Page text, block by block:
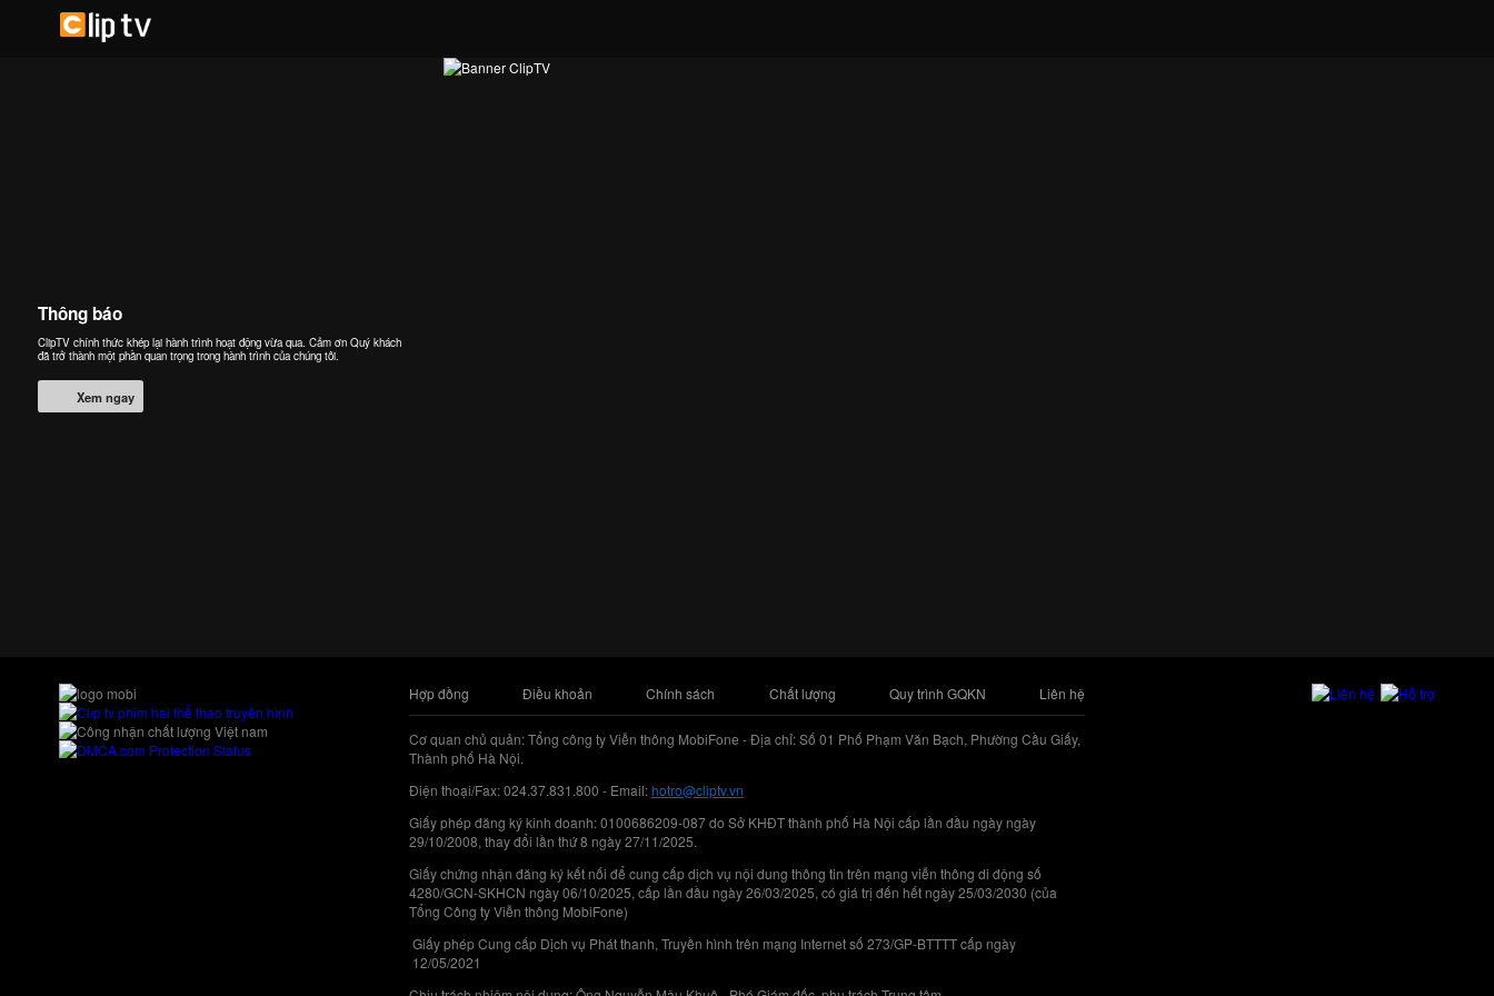
Thông báo
ClipTV chính thức khép lại hành trình hoạt động vừa qua. Cảm ơn Quý khách
đã trở thành một phần quan trọng trong hành trình của chúng tôi.
Xem ngay
Hợp đồng Điều khoản Chính sách Chất lượng Quy trình GQKN Liên hệ
Cơ quan chủ quản: Tổng công ty Viễn thông MobiFone - Địa chỉ: Số 01 Phố Phạm Văn Bạch, Phường Cầu Giấy,
Thành phố Hà Nội.
Điện thoại/Fax: 024.37.831.800 - Email:hotro@cliptv.vn
Giấy phép đăng ký kinh doanh: 0100686209-087 do Sở KHĐT thành phố Hà Nội cấp lần đầu ngày ngày
29/10/2008, thay đổi lần thứ 8 ngày 27/11/2025.
Giấy chứng nhận đăng ký kết nối để cung cấp dịch vụ nội dung thông tin trên mạng viễn thông di động số
4280/GCN-SKHCN ngày 06/10/2025, cấp lần đầu ngày 26/03/2025, có giá trị đến hết ngày 25/03/2030 (của
Tổng Công ty Viễn thông MobiFone)
Giấy phép Cung cấp Dịch vụ Phát thanh, Truyền hình trên mạng Internet số 273/GP-BTTTT cấp ngày
12/05/2021